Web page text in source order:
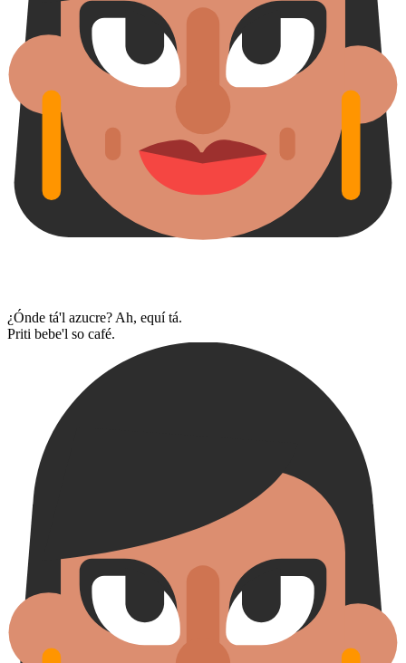
¿Ónde tá'l azucre? Ah, equí tá.
Priti bebe'l so café.